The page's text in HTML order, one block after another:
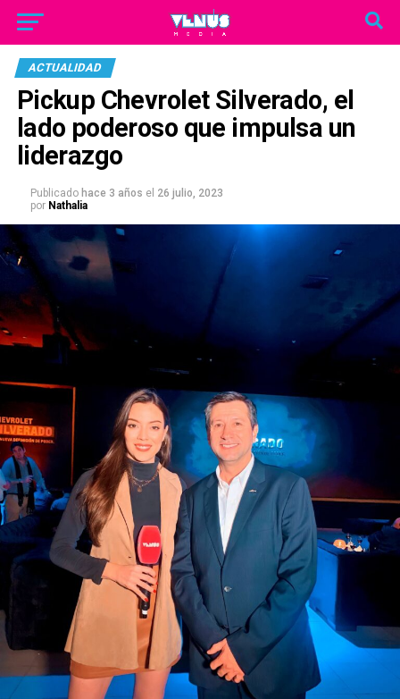
ACTUALIDAD
Pickup Chevrolet Silverado, el
lado poderoso que impulsa un
liderazgo
Publicado hace 3 años el 26 julio, 2023
por Nathalia